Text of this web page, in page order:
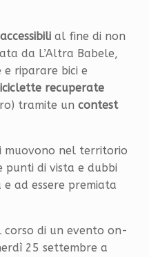
accessibili al fine di non
da L’Altra Babele,
riparare bici e
recuperate
tramite un contest
muovono nel territorio
punti di vista e dubbi
ad essere premiata
corso di un evento on-
25 settembre a